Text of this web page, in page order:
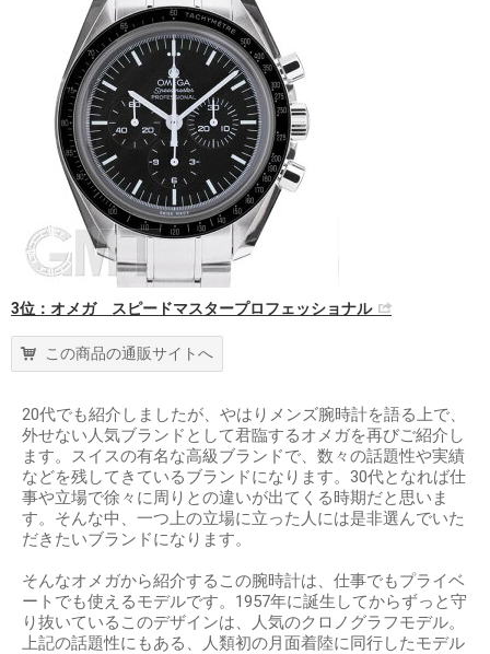
3位：オメガ スピードマスタープロフェッショナル
この商品の通販サイトへ
20代でも紹介しましたが、やはりメンズ腕時計を語る上で、
外せない人気ブランドとして君臨するオメガを再びご紹介し
ます。スイスの有名な高級ブランドで、数々の話題性や実績
などを残してきているブランドになります。30代となれば仕
事や立場で徐々に周りとの違いが出てくる時期だと思いま
す。そんな中、一つ上の立場に立った人には是非選んでいた
だきたいブランドになります。
そんなオメガから紹介するこの腕時計は、仕事でもプライベ
ートでも使えるモデルです。1957年に誕生してからずっと守
り抜いているこのデザインは、人気のクロノグラフモデル。
上記の話題性にもある、人類初の月面着陸に同行したモデル